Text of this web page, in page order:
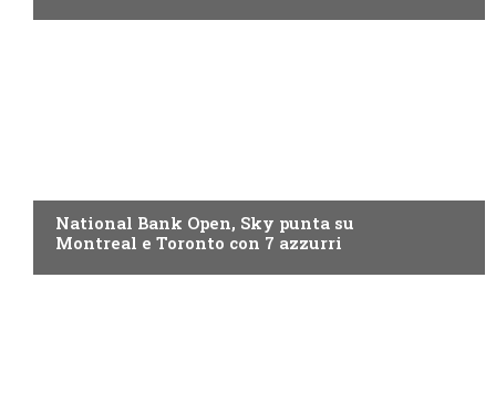
National Bank Open, Sky punta su
Montreal e Toronto con 7 azzurri